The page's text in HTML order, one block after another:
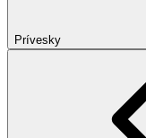
Prívesky